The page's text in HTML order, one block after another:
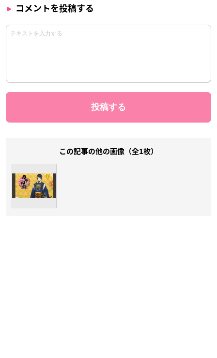
コメントを投稿する
この記事の他の画像（全1枚）